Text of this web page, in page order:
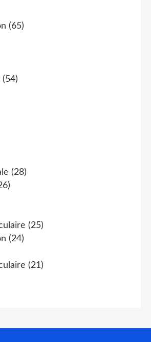
(65)
(54)
(28)
(25)
(24)
(21)